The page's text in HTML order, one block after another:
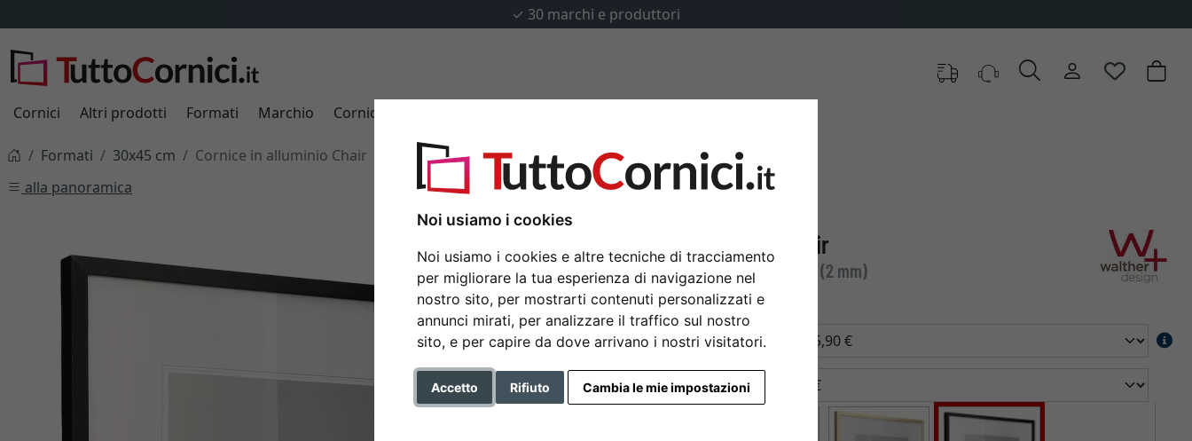
Noi usiamo i cookies
Noi usiamo i cookies e altre tecniche di tracciamento
per migliorare la tua esperienza di navigazione nel
nostro sito, per mostrarti contenuti personalizzati e
annunci mirati, per analizzare il traffico sul nostro
sito, e per capire da dove arrivano i nostri visitatori.
Accetto Rifiuto Cambia le mie impostazioni
✓ 30 marchi e produttori
Cornici Altri prodotti Formati Marchio Cornici su misura
Formati 30x45 cm
Cornice in alluminio Chair
alla panoramica
Cornice in alluminio Chair
30x45 cm | nero | Vetro standard (2 mm)
Cornice in alluminio
Formato
Colore